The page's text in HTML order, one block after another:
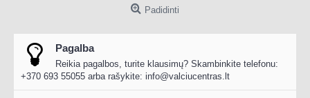
Padidinti
Pagalba
Reikia pagalbos, turite klausimų? Skambinkite telefonu:
+370 693 55055 arba rašykite: info@valciucentras.lt